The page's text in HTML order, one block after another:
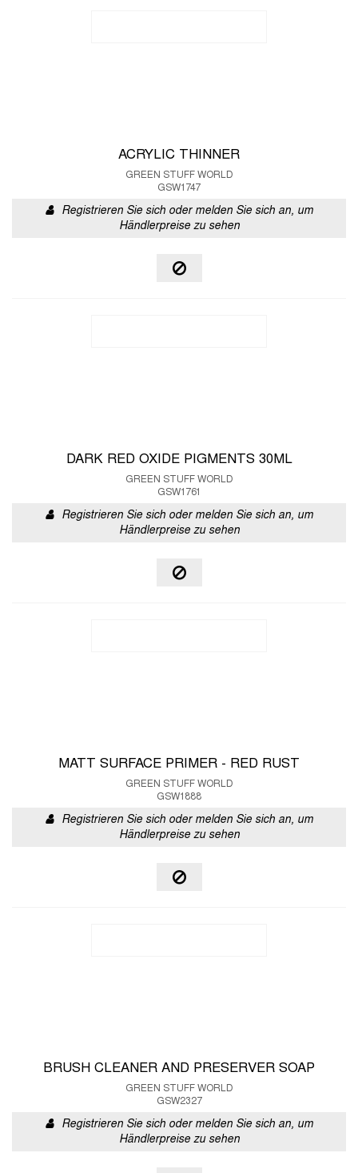
ACRYLIC THINNER
GREEN STUFF WORLD
GSW1747
Registrieren Sie sich oder melden Sie sich an, um
Händlerpreise zu sehen
DARK RED OXIDE PIGMENTS 30ML
GREEN STUFF WORLD
GSW1761
Registrieren Sie sich oder melden Sie sich an, um
Händlerpreise zu sehen
MATT SURFACE PRIMER - RED RUST
GREEN STUFF WORLD
GSW1888
Registrieren Sie sich oder melden Sie sich an, um
Händlerpreise zu sehen
BRUSH CLEANER AND PRESERVER SOAP
GREEN STUFF WORLD
GSW2327
Registrieren Sie sich oder melden Sie sich an, um
Händlerpreise zu sehen